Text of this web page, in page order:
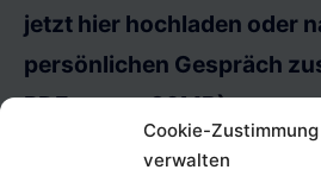
Cookie-Zustimmung
verwalten
jetzt hier hochladen oder
persönlichen Gespräch
PDFs, max. 20MB)